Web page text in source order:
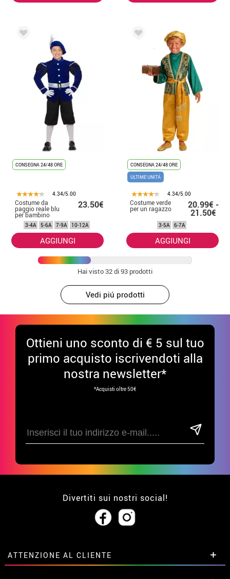
CONSEGNA 24/48 ORE
4.34/5.00
Costume da
paggio reale blu
per bambino
23.50€
3-4A 5-6A 7-9A 10-12A
AGGIUNGI
CONSEGNA 24/48 ORE
ULTIME UNITÀ
4.34/5.00
Costume verde
per un ragazzo 20.99€ -
21.50€
3-5A 6-7A
AGGIUNGI
Hai visto32di 93 prodotti
Vedi piú prodotti
Ottieni uno sconto di € 5 sul tuo
primo acquisto iscrivendoti alla
nostra newsletter*
*Acquisti oltre 50€
Divertiti sui nostri social!
ATTENZIONE AL CLIENTE